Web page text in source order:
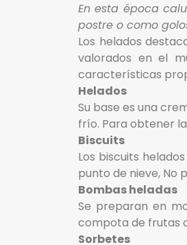
En esta época
postre o como
Los helados
valorados en el
características
Helados
Su base es una
frío. Para obtener
Biscuits
Los biscuits
punto de nieve, No
Bombas heladas
Se preparan en
compota de frutas
Sorbetes